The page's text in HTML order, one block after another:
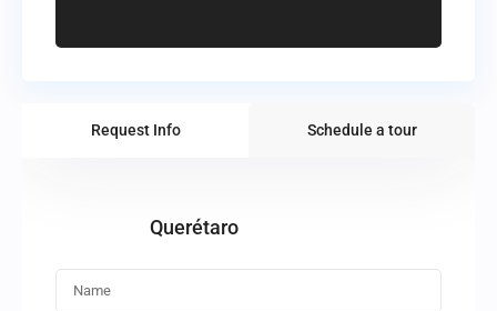
Request Info Schedule a tour
Querétaro